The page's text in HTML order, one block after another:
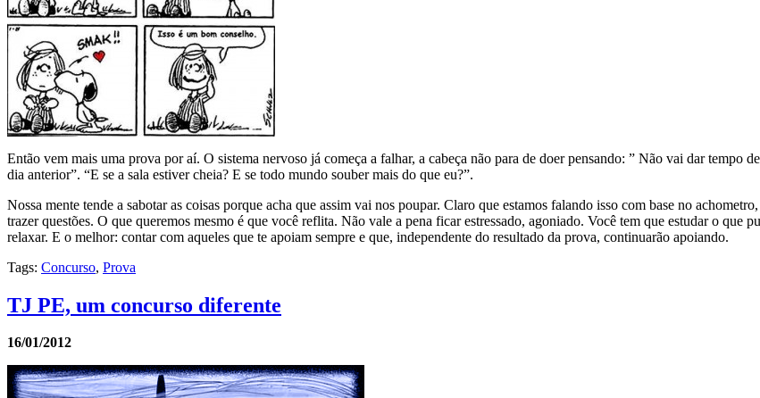
Então vem mais uma prova por aí. O sistema nervoso já começa a falhar, a cabeça não para de doer pensando: ” Não vai dar
dia anterior”. “E se a sala estiver cheia? E se todo mundo souber mais do que eu?”.
Nossa mente tende a sabotar as coisas porque acha que assim vai nos poupar. Claro que estamos falando isso com base no
trazer questões. O que queremos mesmo é que você reflita. Não vale a pena ficar estressado, agoniado. Você tem que estudar o que
relaxar. E o melhor: contar com aqueles que te apoiam sempre e que, independente do resultado da prova, continuarão apoiando.
Tags: Concurso, Prova
TJ PE, um concurso diferente
16/01/2012